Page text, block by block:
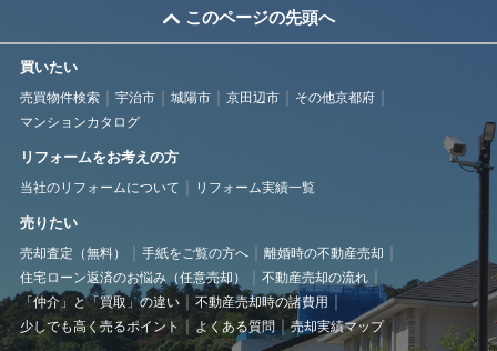
このページの先頭へ
買いたい
売買物件検索 宇治市 城陽市 京田辺市
その他京都府
マンションカタログ
リフォームをお考えの方
当社のリフォームについて リフォーム実績一覧
売りたい
売却査定（無料） 手紙をご覧の方へ
離婚時の不動産売却
住宅ローン返済のお悩み（任意売却）
不動産売却の流れ
「仲介」と「買取」の違い
不動産売却時の諸費用
少しでも高く売るポイント
よくある質問 売却実績マップ